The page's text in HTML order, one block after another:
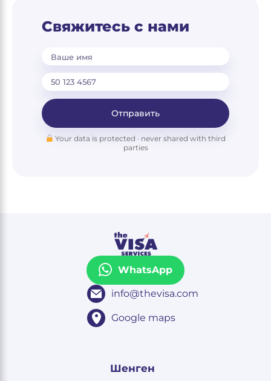
Свяжитесь с нами
Ваше имя
Отправить
Your data is protected · never shared with third
parties
WhatsApp
info@thevisa.com
Google maps
Шенген